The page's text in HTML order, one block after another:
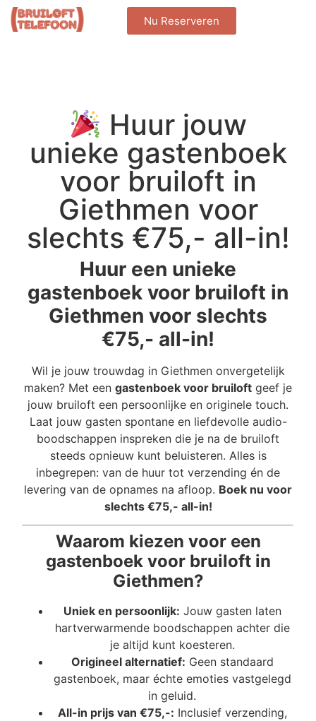
Nu Reserveren
Huur jouw
unieke gastenboek
voor bruiloft in
Giethmen voor
slechts €75,- all-in!
Huur een unieke
gastenboek voor bruiloft in
Giethmen voor slechts
€75,- all-in!
Wil je jouw trouwdag in Giethmen onvergetelijk
maken? Met een gastenboek voor bruiloft geef je
jouw bruiloft een persoonlijke en originele touch.
Laat jouw gasten spontane en liefdevolle audio-
boodschappen inspreken die je na de bruiloft
steeds opnieuw kunt beluisteren. Alles is
inbegrepen: van de huur tot verzending én de
levering van de opnames na afloop. Boek nu voor
slechts €75,- all-in!
Waarom kiezen voor een
gastenboek voor bruiloft in
Giethmen?
Uniek en persoonlijk: Jouw gasten laten
hartverwarmende boodschappen achter die
je altijd kunt koesteren.
Origineel alternatief: Geen standaard
gastenboek, maar échte emoties vastgelegd
in geluid.
All-in prijs van €75,-: Inclusief verzending,